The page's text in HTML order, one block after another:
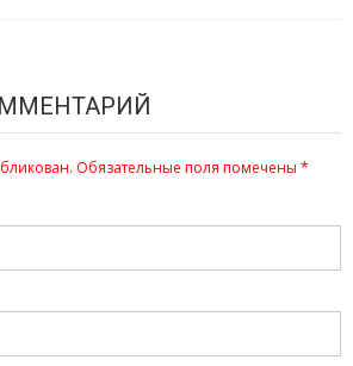
Обязательные поля помечены *